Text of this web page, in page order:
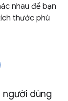
nhau để bạn
thước phù
người dùng